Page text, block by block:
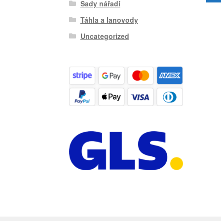
Sady nářadí
Táhla a lanovody
Uncategorized